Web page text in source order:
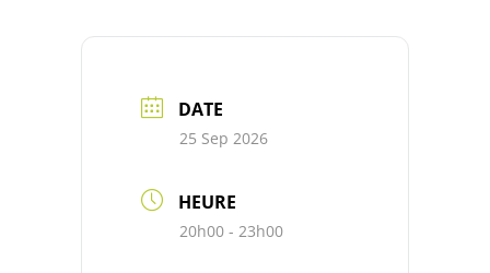
DATE
25 Sep 2026
HEURE
20h00 - 23h00